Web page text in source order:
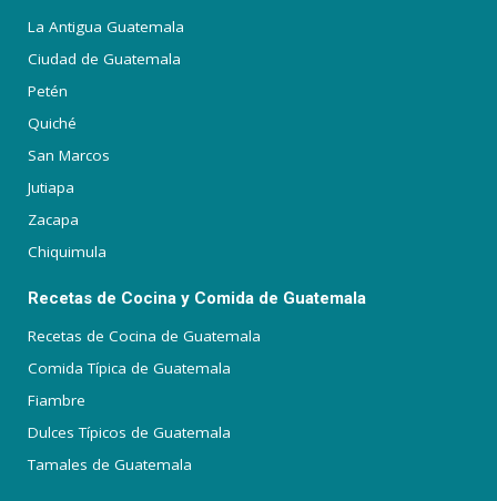
La Antigua Guatemala
Ciudad de Guatemala
Petén
Quiché
San Marcos
Jutiapa
Zacapa
Chiquimula
Recetas de Cocina y Comida de Guatemala
Recetas de Cocina de Guatemala
Comida Típica de Guatemala
Fiambre
Dulces Típicos de Guatemala
Tamales de Guatemala